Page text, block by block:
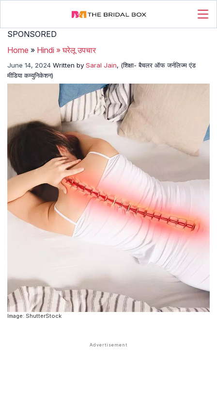
SPONSORED
Home » Hindi »घरेलू उपचार
June 14, 2024 Written by Saral Jain, (शिक्षा- बैचलर ऑफ जर्नलिज्म एंड
मीडिया कम्युनिकेशन)
Image: ShutterStock